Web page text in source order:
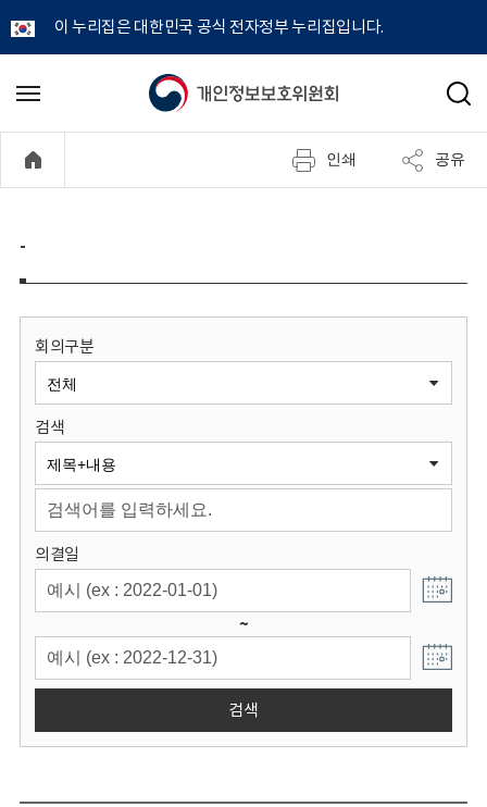
이 누리집은 대한민국 공식 전자정부 누리집입니다.
개
정
보
원
회
메
기
검
인쇄 공유
-
회의구분
검색
의결일
~
검색